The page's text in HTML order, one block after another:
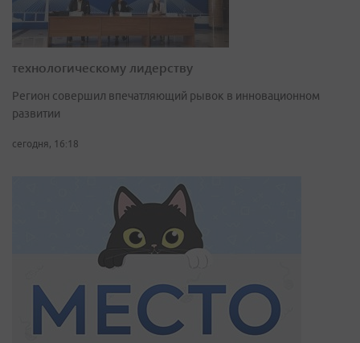
технологическому лидерству
Регион совершил впечатляющий рывок в инновационном
развитии
сегодня, 16:18